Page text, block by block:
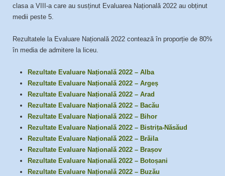
clasa a VIII-a care au susținut Evaluarea Națională 2022 au obținut
medii peste 5.
Rezultatele la Evaluare Națională 2022 contează în proporție de 80%
în media de admitere la liceu.
Rezultate Evaluare Națională 2022 – Alba
Rezultate Evaluare Națională 2022 – Argeș
Rezultate Evaluare Națională 2022 – Arad
Rezultate Evaluare Națională 2022 – Bacău
Rezultate Evaluare Națională 2022 – Bihor
Rezultate Evaluare Națională 2022 – Bistrița-Năsăud
Rezultate Evaluare Națională 2022 – Brăila
Rezultate Evaluare Națională 2022 – Brașov
Rezultate Evaluare Națională 2022 – Botoșani
Rezultate Evaluare Națională 2022 – Buzău